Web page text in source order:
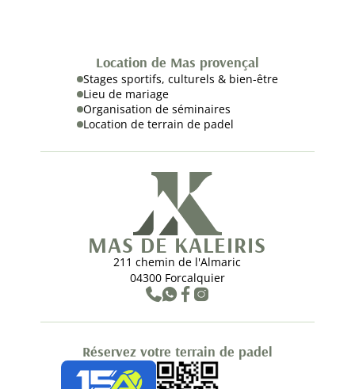
Location de Mas provençal
Stages sportifs, culturels & bien-être
Lieu de mariage
Organisation de séminaires
Location de terrain de padel
MAS DE KALEIRIS
211 chemin de l'Almaric
04300 Forcalquier
Réservez votre terrain de padel